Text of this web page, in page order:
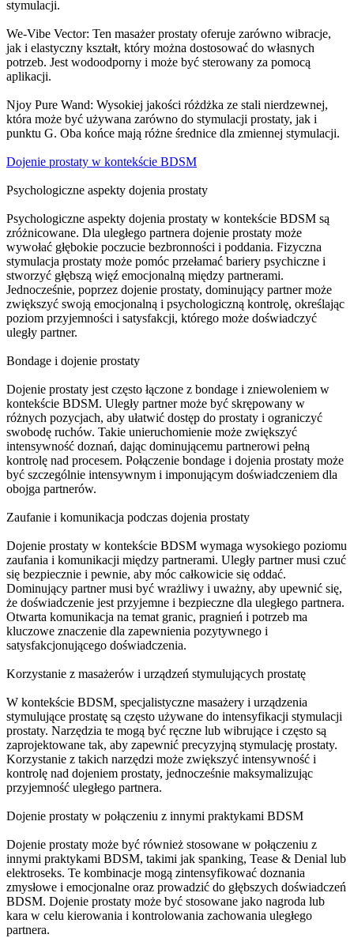
stymulacji.
We-Vibe Vector: Ten masażer prostaty oferuje zarówno wibracje,
jak i elastyczny kształt, który można dostosować do własnych
potrzeb. Jest wodoodporny i może być sterowany za pomocą
aplikacji.
Njoy Pure Wand: Wysokiej jakości różdżka ze stali nierdzewnej,
która może być używana zarówno do stymulacji prostaty, jak i
punktu G. Oba końce mają różne średnice dla zmiennej stymulacji.
Dojenie prostaty w kontekście BDSM
Psychologiczne aspekty dojenia prostaty
Psychologiczne aspekty dojenia prostaty w kontekście BDSM są
zróżnicowane. Dla uległego partnera dojenie prostaty może
wywołać głębokie poczucie bezbronności i poddania. Fizyczna
stymulacja prostaty może pomóc przełamać bariery psychiczne i
stworzyć głębszą więź emocjonalną między partnerami.
Jednocześnie, poprzez dojenie prostaty, dominujący partner może
zwiększyć swoją emocjonalną i psychologiczną kontrolę, określając
poziom przyjemności i satysfakcji, którego może doświadczyć
uległy partner.
Bondage i dojenie prostaty
Dojenie prostaty jest często łączone z bondage i zniewoleniem w
kontekście BDSM. Uległy partner może być skrępowany w
różnych pozycjach, aby ułatwić dostęp do prostaty i ograniczyć
swobodę ruchów. Takie unieruchomienie może zwiększyć
intensywność doznań, dając dominującemu partnerowi pełną
kontrolę nad procesem. Połączenie bondage i dojenia prostaty może
być szczególnie intensywnym i imponującym doświadczeniem dla
obojga partnerów.
Zaufanie i komunikacja podczas dojenia prostaty
Dojenie prostaty w kontekście BDSM wymaga wysokiego poziomu
zaufania i komunikacji między partnerami. Uległy partner musi czuć
się bezpiecznie i pewnie, aby móc całkowicie się oddać.
Dominujący partner musi być wrażliwy i uważny, aby upewnić się,
że doświadczenie jest przyjemne i bezpieczne dla uległego partnera.
Otwarta komunikacja na temat granic, pragnień i potrzeb ma
kluczowe znaczenie dla zapewnienia pozytywnego i
satysfakcjonującego doświadczenia.
Korzystanie z masażerów i urządzeń stymulujących prostatę
W kontekście BDSM, specjalistyczne masażery i urządzenia
stymulujące prostatę są często używane do intensyfikacji stymulacji
prostaty. Narzędzia te mogą być ręczne lub wibrujące i często są
zaprojektowane tak, aby zapewnić precyzyjną stymulację prostaty.
Korzystanie z takich narzędzi może zwiększyć intensywność i
kontrolę nad dojeniem prostaty, jednocześnie maksymalizując
przyjemność uległego partnera.
Dojenie prostaty w połączeniu z innymi praktykami BDSM
Dojenie prostaty może być również stosowane w połączeniu z
innymi praktykami BDSM, takimi jak spanking, Tease & Denial lub
elektroseks. Te kombinacje mogą zintensyfikować doznania
zmysłowe i emocjonalne oraz prowadzić do głębszych doświadczeń
BDSM. Dojenie prostaty może być stosowane jako nagroda lub
kara w celu kierowania i kontrolowania zachowania uległego
partnera.